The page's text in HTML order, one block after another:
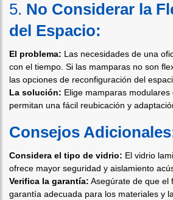
5. No Considerar la
del Espacio:
El problema: Las necesidades de una
con el tiempo. Si las mamparas no son
las opciones de reconfiguración del
La solución: Elige mamparas modulares
permitan una fácil reubicación y
Consejos
Considera el tipo de vidrio: El vidrio
ofrece mayor seguridad y aislamiento
Verifica la garantía: Asegúrate de que el
garantía adecuada para los materiales y